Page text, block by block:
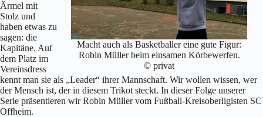
Macht auch als Basketballer eine gute Figur:
Robin Müller beim einsamen Körbewerfen.
© privat
Ärmel mit
Stolz und
haben etwas zu
sagen: die
Kapitäne. Auf
dem Platz im
Vereinsdress
kennt man sie als „Leader“ ihrer Mannschaft. Wir wollen wissen, wer
der Mensch ist, der in diesem Trikot steckt. In dieser Folge unserer
Serie präsentieren wir Robin Müller vom Fußball-Kreisoberligisten SC
Offheim.